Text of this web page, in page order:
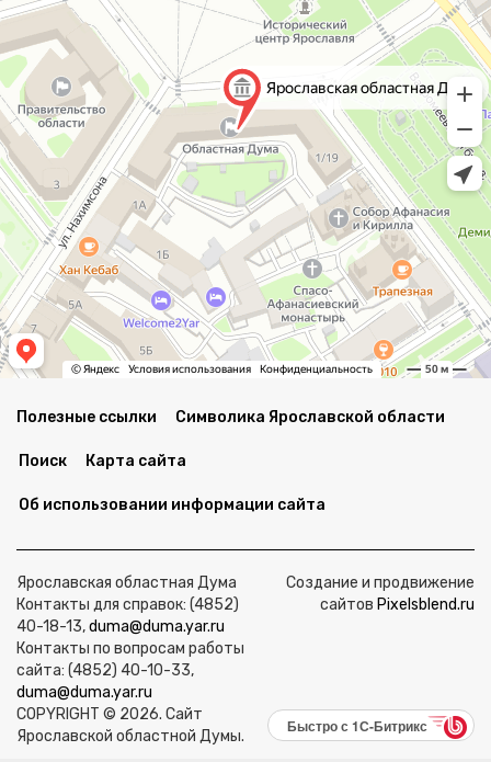
Полезные ссылки Символика Ярославской области
Поиск Карта сайта
Об использовании информации сайта
Ярославская областная Дума
Контакты для справок: (4852)
40-18-13,duma@duma.yar.ru
Контакты по вопросам работы
сайта: (4852) 40-10-33,
duma@duma.yar.ru
COPYRIGHT © 2026. Сайт
Ярославской областной Думы.
Создание и продвижение
сайтов Pixelsblend.ru
Быстро с 1С-Битрикс